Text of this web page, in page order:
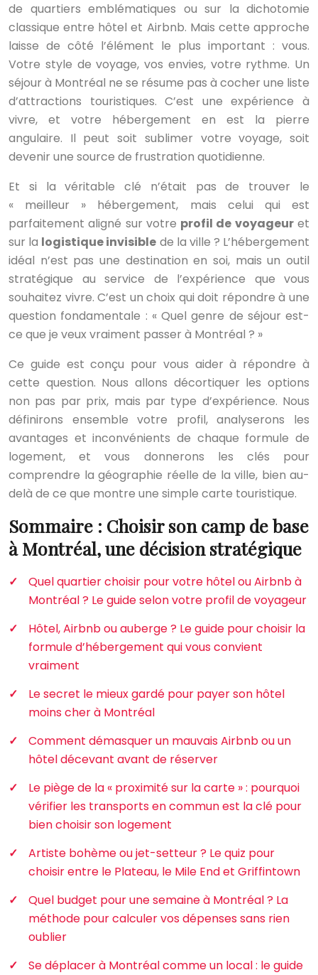
de quartiers emblématiques ou sur la dichotomie
classique entre hôtel et Airbnb. Mais cette approche
laisse de côté l’élément le plus important : vous.
Votre style de voyage, vos envies, votre rythme. Un
séjour à Montréal ne se résume pas à cocher une liste
d’attractions touristiques. C’est une expérience à
vivre, et votre hébergement en est la pierre
angulaire. Il peut soit sublimer votre voyage, soit
devenir une source de frustration quotidienne.
Et si la véritable clé n’était pas de trouver le
« meilleur » hébergement, mais celui qui est
parfaitement aligné sur votre profil de voyageuret
sur la logistique invisible de la ville ? L’hébergement
idéal n’est pas une destination en soi, mais un outil
stratégique au service de l’expérience que vous
souhaitez vivre. C’est un choix qui doit répondre à une
question fondamentale : « Quel genre de séjour est-
ce que je veux vraiment passer à Montréal ? »
Ce guide est conçu pour vous aider à répondre à
cette question. Nous allons décortiquer les options
non pas par prix, mais par type d’expérience. Nous
définirons ensemble votre profil, analyserons les
avantages et inconvénients de chaque formule de
logement, et vous donnerons les clés pour
comprendre la géographie réelle de la ville, bien au-
delà de ce que montre une simple carte touristique.
Sommaire : Choisir son camp de base
à Montréal, une décision stratégique
Quel quartier choisir pour votre hôtel ou Airbnb à
Montréal ? Le guide selon votre profil de voyageur
Hôtel, Airbnb ou auberge ? Le guide pour choisir la
formule d’hébergement qui vous convient
vraiment
Le secret le mieux gardé pour payer son hôtel
moins cher à Montréal
Comment démasquer un mauvais Airbnb ou un
hôtel décevant avant de réserver
Le piège de la « proximité sur la carte » : pourquoi
vérifier les transports en commun est la clé pour
bien choisir son logement
Artiste bohème ou jet-setteur ? Le quiz pour
choisir entre le Plateau, le Mile End et Griffintown
Quel budget pour une semaine à Montréal ? La
méthode pour calculer vos dépenses sans rien
oublier
Se déplacer à Montréal comme un local : le guide